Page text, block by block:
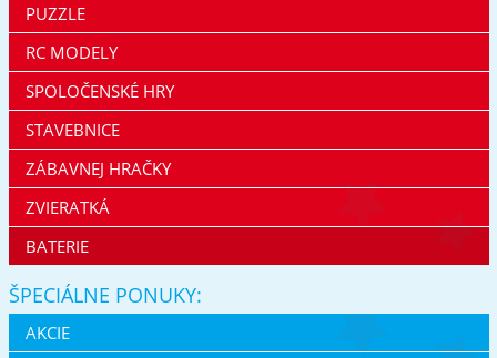
PUZZLE
RC MODELY
SPOLOČENSKÉ HRY
STAVEBNICE
ZÁBAVNEJ HRAČKY
ZVIERATKÁ
BATERIE
ŠPECIÁLNE PONUKY:
AKCIE